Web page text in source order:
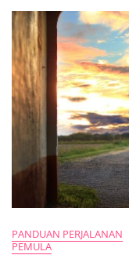
PANDUAN PERJALANAN
PEMULA